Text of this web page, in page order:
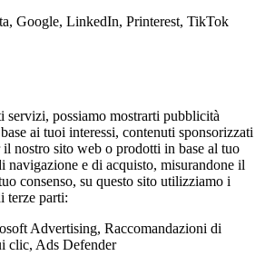
Google, LinkedIn, Printerest, TikTok
servizi, possiamo mostrarti pubblicità
ai tuoi interessi, contenuti sponsorizzati
nostro sito web o prodotti in base al tuo
navigazione e di acquisto, misurandone il
consenso, su questo sito utilizziamo i
terze parti:
Advertising, Raccomandazioni di
clic, Ads Defender